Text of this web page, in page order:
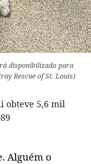
disponibilizado para
Rescue of St. Louis)
obteve 5,6 mil
Alguém o